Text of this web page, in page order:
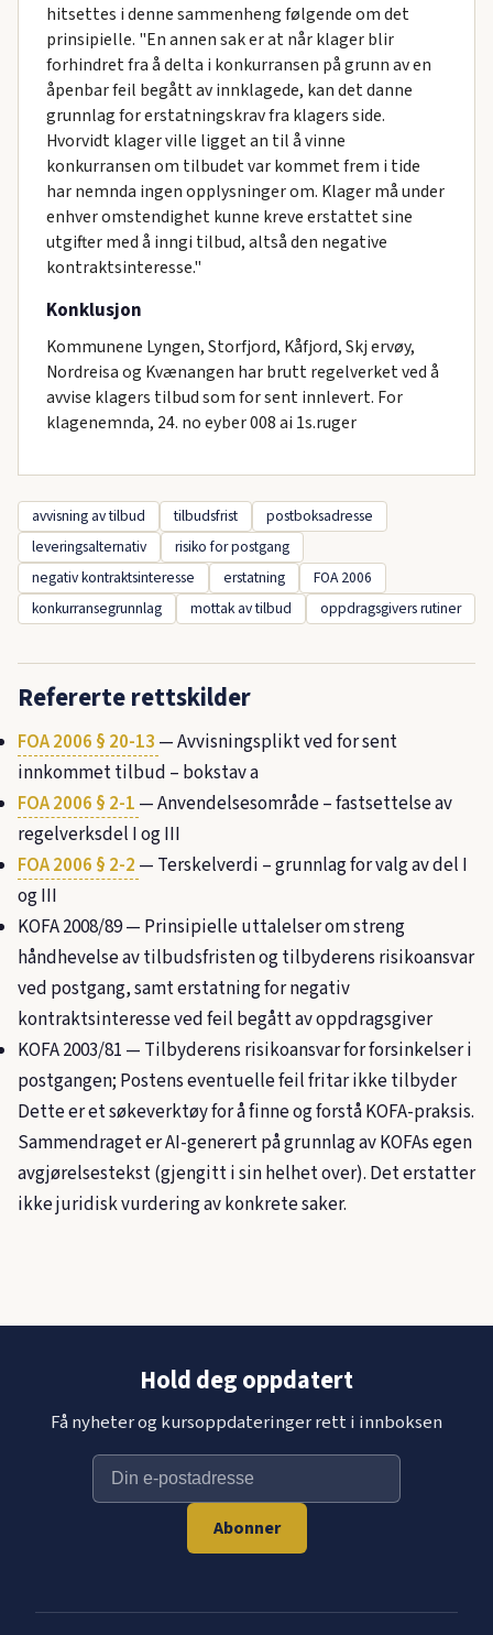
hitsettes i denne sammenheng følgende om det
prinsipielle. "En annen sak er at når klager blir
forhindret fra å delta i konkurransen på grunn av en
åpenbar feil begått av innklagede, kan det danne
grunnlag for erstatningskrav fra klagers side.
Hvorvidt klager ville ligget an til å vinne
konkurransen om tilbudet var kommet frem i tide
har nemnda ingen opplysninger om. Klager må under
enhver omstendighet kunne kreve erstattet sine
utgifter med å inngi tilbud, altså den negative
kontraktsinteresse."
Konklusjon
Kommunene Lyngen, Storfjord, Kåfjord, Skj ervøy,
Nordreisa og Kvænangen har brutt regelverket ved å
avvise klagers tilbud som for sent innlevert. For
klagenemnda, 24. no eyber 008 ai 1s.ruger
avvisning av tilbud tilbudsfrist
postboksadresse
leveringsalternativ
risiko for postgang
negativ kontraktsinteresse
erstatning
FOA 2006
konkurransegrunnlag
mottak av tilbud oppdragsgivers rutiner
Refererte rettskilder
FOA 2006 § 20-13 — Avvisningsplikt ved for sent
innkommet tilbud – bokstav a
FOA 2006 § 2-1 — Anvendelsesområde – fastsettelse av
regelverksdel I og III
FOA 2006 § 2-2 — Terskelverdi – grunnlag for valg av del I
og III
KOFA 2008/89— Prinsipielle uttalelser om streng
håndhevelse av tilbudsfristen og tilbyderens risikoansvar
ved postgang, samt erstatning for negativ
kontraktsinteresse ved feil begått av oppdragsgiver
KOFA 2003/81 — Tilbyderens risikoansvar for forsinkelser i
postgangen; Postens eventuelle feil fritar ikke tilbyder
Dette er et søkeverktøy for å finne og forstå KOFA-praksis.
Sammendraget er AI-generert på grunnlag av KOFAs egen
avgjørelsestekst (gjengitt i sin helhet over). Det erstatter
ikke juridisk vurdering av konkrete saker.
Hold deg oppdatert
Få nyheter og kursoppdateringer rett i innboksen
Abonner